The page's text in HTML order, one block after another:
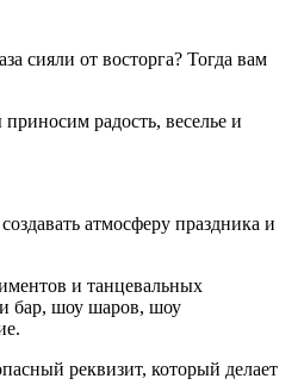
сияли от восторга? Тогда вам
радость, веселье и
атмосферу праздника и
и танцевальных
бар, шоу шаров, шоу
реквизит, который делает